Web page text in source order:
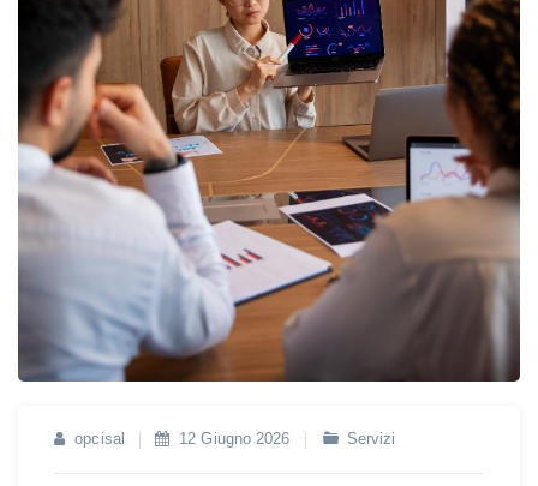
opcisal 12 Giugno 2026 Servizi